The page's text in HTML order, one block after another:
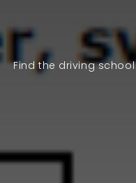
Find the driving school